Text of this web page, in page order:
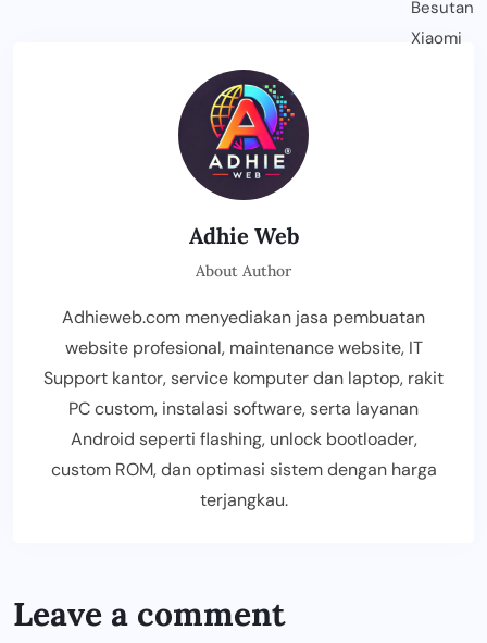
Adhie Web
About Author
Adhieweb.com menyediakan jasa pembuatan
website profesional, maintenance website, IT
Support kantor, service komputer dan laptop, rakit
PC custom, instalasi software, serta layanan
Android seperti flashing, unlock bootloader,
custom ROM, dan optimasi sistem dengan harga
terjangkau.
Leave a comment